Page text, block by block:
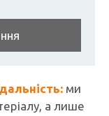
ми
а лише